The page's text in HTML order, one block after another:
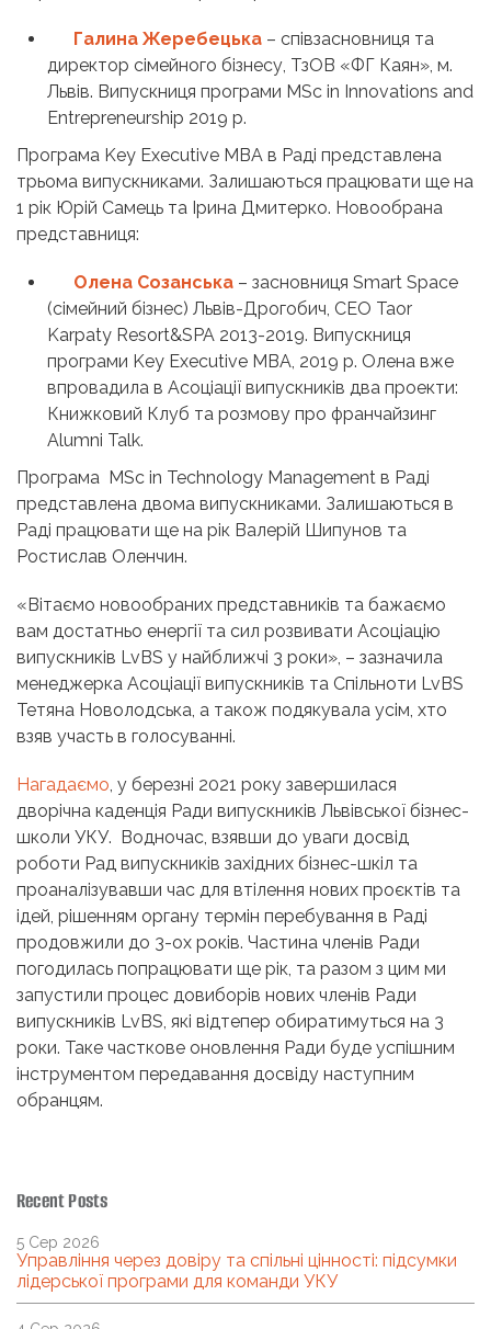
Галина Жеребецька – співзасновниця та
директор сімейного бізнесу, ТзОВ «ФГ Каян», м.
Львів. Випускниця програми MSc in Innovations and
Entrepreneurship 2019 р.
Програма Key Executive MBA в Раді представлена
трьома випускниками. Залишаються працювати ще на
1 рік Юрій Самець та Ірина Дмитерко. Новообрана
представниця:
Олена Созанська – засновниця Smart Space
(сімейний бізнес) Львів-Дрогобич, СЕО Taor
Karpaty Resort&SPA 2013-2019. Випускниця
програми Key Executive MBA, 2019 р. Олена вже
впровадила в Асоціації випускників два проекти:
Книжковий Клуб та розмову про франчайзинг
Alumni Talk.
Програма MSc in Technology Management в Раді
представлена двома випускниками. Залишаються в
Раді працювати ще на рік Валерій Шипунов та
Ростислав Оленчин.
«Вітаємо новообраних представників та бажаємо
вам достатньо енергії та сил розвивати Асоціацію
випускників LvBS у найближчі 3 роки», – зазначила
менеджерка Асоціації випускників та Спільноти LvBS
Тетяна Новолодська, а також подякувала усім, хто
взяв участь в голосуванні.
Нагадаємо, у березні 2021 року завершилася
дворічна каденція Ради випускників Львівської бізнес-
школи УКУ. Водночас, взявши до уваги досвід
роботи Рад випускників західних бізнес-шкіл та
проаналізувавши час для втілення нових проєктів та
ідей, рішенням органу термін перебування в Раді
продовжили до 3-ох років. Частина членів Ради
погодилась попрацювати ще рік, та разом з цим ми
запустили процес довиборів нових членів Ради
випускників LvBS, які відтепер обиратимуться на 3
роки. Таке часткове оновлення Ради буде успішним
інструментом передавання досвіду наступним
обранцям.
Recent Posts
Управління через довіру та спільні цінності: підсумки
лідерської програми для команди УКУ
5 Сер 2026